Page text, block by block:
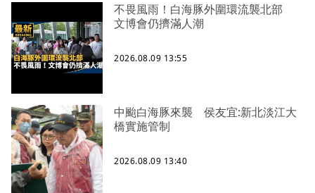
不畏風雨！白海豚外圍環流襲北部
文博會仍擠滿人潮
2026.08.09 13:55
中颱白海豚來襲 侯友宜:新北淡江大
橋實施管制
2026.08.09 13:40